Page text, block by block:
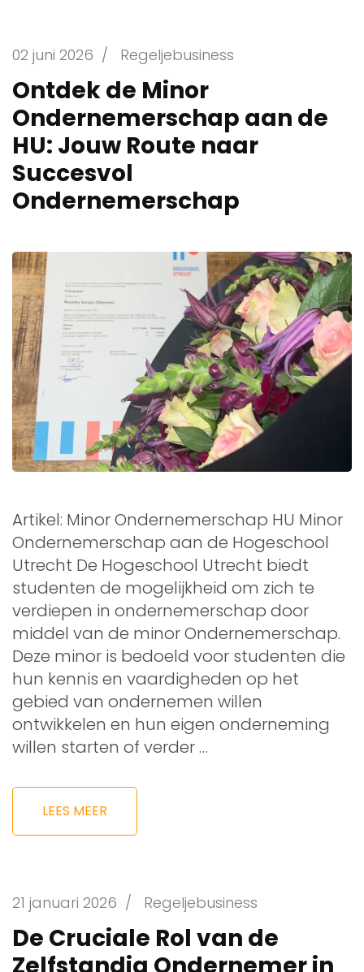
02 juni 2026 / Regeljebusiness
Ontdek de Minor
Ondernemerschap aan de
HU: Jouw Route naar
Succesvol
Ondernemerschap
Artikel: Minor Ondernemerschap HU Minor
Ondernemerschap aan de Hogeschool
Utrecht De Hogeschool Utrecht biedt
studenten de mogelijkheid om zich te
verdiepen in ondernemerschap door
middel van de minor Ondernemerschap.
Deze minor is bedoeld voor studenten die
hun kennis en vaardigheden op het
gebied van ondernemen willen
ontwikkelen en hun eigen onderneming
willen starten of verder …
LEES MEER
21 januari 2026 / Regeljebusiness
De Cruciale Rol van de
Zelfstandig Ondernemer in